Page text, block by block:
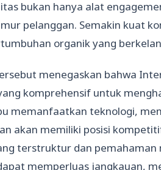
bukan hanya alat
pelanggan. Semakin kuat
organik yang
menegaskan bahwa
komprehensif untuk
memanfaatkan teknologi,
akan memiliki posisi
terstruktur dan
memperluas jangkauan,